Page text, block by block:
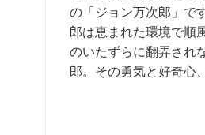
の「ジョン万次郎」で
郎は恵まれた環境で順
のいたずらに翻弄され
郎。その勇気と好奇心